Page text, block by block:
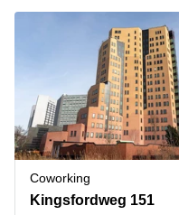
Vergaderruimten
Virtueel
Kantoor
Bedrijfsruimte
Bergen
op
Zoom
Amersfoort
Breda
Kantoor
huren
Tiel
Kantoor
huren
Voeg je kantoorruimte
Log in
Coworking
Kingsfordweg 151